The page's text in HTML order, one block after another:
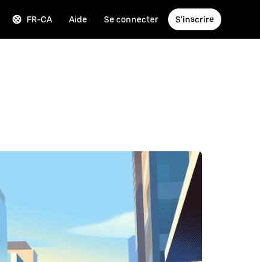
FR-CA Aide Se connecter S'inscrire